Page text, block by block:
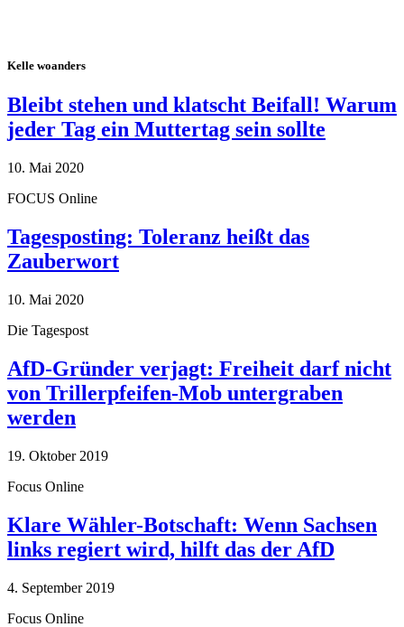
Kelle woanders
Bleibt stehen und klatscht Beifall! Warum
jeder Tag ein Muttertag sein sollte
10. Mai 2020
FOCUS Online
Tagesposting: Toleranz heißt das
Zauberwort
10. Mai 2020
Die Tagespost
AfD-Gründer verjagt: Freiheit darf nicht
von Trillerpfeifen-Mob untergraben
werden
19. Oktober 2019
Focus Online
Klare Wähler-Botschaft: Wenn Sachsen
links regiert wird, hilft das der AfD
4. September 2019
Focus Online